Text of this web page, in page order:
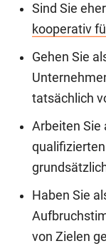
Sind Sie
kooperativ
Gehen Sie
tatsächlich
Arbeiten Sie
Haben Sie
von Zielen